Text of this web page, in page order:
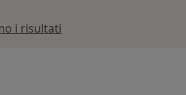
i risultati